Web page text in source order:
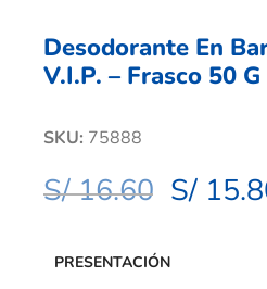
Desodorante En
V.I.P. – Frasco 50 G
SKU: 75888
S/16.60 S/
PRESENTACIÓN